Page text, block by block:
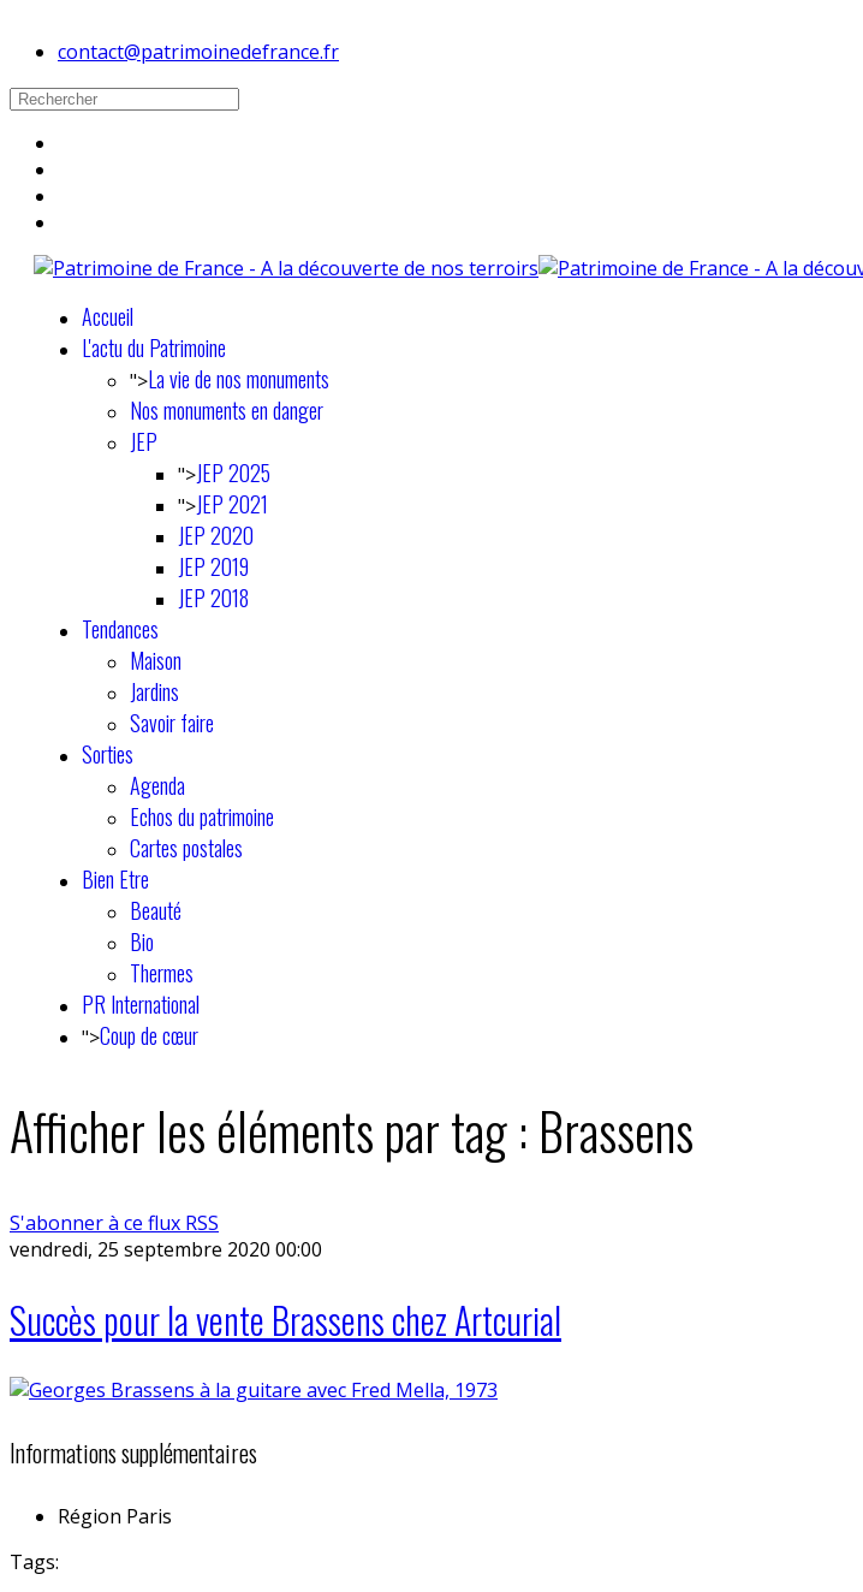
contact@patrimoinedefrance.fr
Accueil
L'actu du Patrimoine
">La vie de nos monuments
Nos monuments en danger
JEP
">JEP 2025
">JEP 2021
JEP 2020
JEP 2019
JEP 2018
Tendances
Maison
Jardins
Savoir faire
Sorties
Agenda
Echos du patrimoine
Cartes postales
Bien Etre
Beauté
Bio
Thermes
PR International
">Coup de cœur
Afficher les éléments par tag : Brassens
S'abonner à ce flux RSS
vendredi, 25 septembre 2020 00:00
Succès pour la vente Brassens chez Artcurial
Informations supplémentaires
Région Paris
Tags: